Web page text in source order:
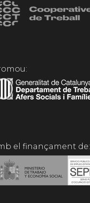
el finançament de: